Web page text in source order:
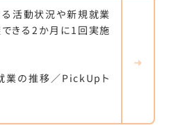
活動状況や新規就業
きる2か月に1回実施
業の推移／PickUpト